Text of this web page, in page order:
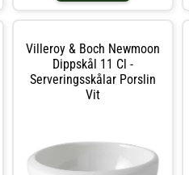
Villeroy & Boch Newmoon
Dippskål 11 Cl -
Serveringsskålar Porslin
Vit